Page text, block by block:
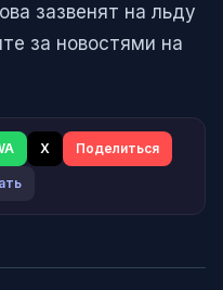
зазвенят на льду
за новостями на
X Поделиться